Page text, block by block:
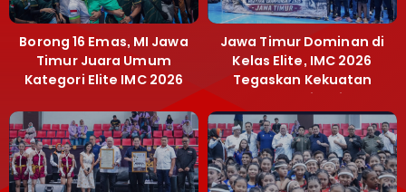
Borong 16 Emas, MI Jawa
Timur Juara Umum
Kategori Elite IMC 2026
Jawa Timur Dominan di
Kelas Elite, IMC 2026
Tegaskan Kekuatan
Muaythai Jatim